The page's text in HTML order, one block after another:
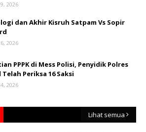
2026
dan Akhir Kisruh Satpam Vs Sopir
2026
PPPK di Mess Polisi, Penyidik Polres
Telah Periksa 16 Saksi
2026
Lihat semua